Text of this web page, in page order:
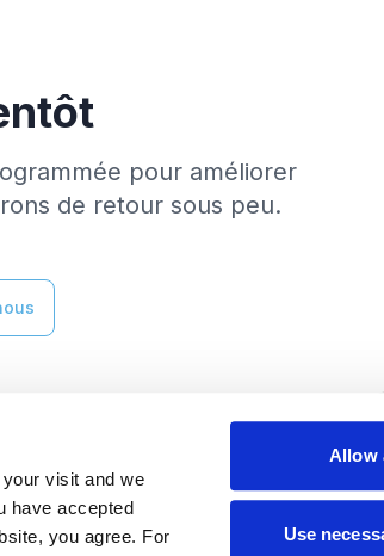
visit and we
have accepted
you agree. For
Allow
Use
pour améliorer
de retour sous peu.